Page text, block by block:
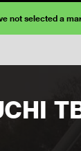
not selected a